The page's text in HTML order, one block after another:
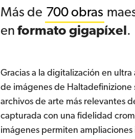
Más de 700 obras
en formato gigapíxel.
Gracias a la digitalización en
de imágenes de Haltadefinizione
archivos de arte más relevantes
capturada con una fidelidad
imágenes permiten